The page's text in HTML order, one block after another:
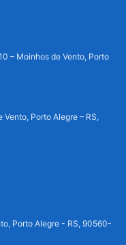
– Moinhos de Vento, Porto
Porto Alegre – RS,
Porto Alegre - RS, 90560-